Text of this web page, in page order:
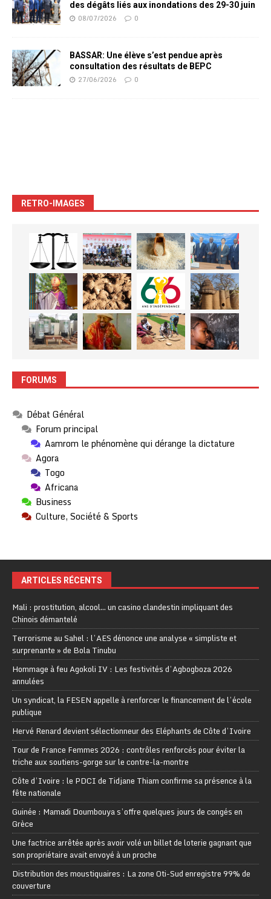
des dégâts liés aux inondations des 29-30 juin
08/07/2026 0
BASSAR: Une élève s’est pendue après
consultation des résultats de BEPC
27/06/2026 0
RETRO-IMAGES
FORUMS
Débat Général
Forum principal
Aamrom le phénomène qui dérange la dictature
Agora
Togo
Africana
Business
Culture, Société & Sports
ARTICLES RÉCENTS
Mali : prostitution, alcool… un casino clandestin impliquant des
Chinois démantelé
Terrorisme au Sahel : l’AES dénonce une analyse « simpliste et
surprenante » de Bola Tinubu
Hommage à feu Agokoli IV : Les festivités d’Agbogboza 2026
annulées
Un syndicat, la FESEN appelle à renforcer le financement de l’école
publique
Hervé Renard devient sélectionneur des Eléphants de Côte d’Ivoire
Tour de France Femmes 2026 : contrôles renforcés pour éviter la
triche aux soutiens-gorge sur le contre-la-montre
Côte d’Ivoire : le PDCI de Tidjane Thiam confirme sa présence à la
fête nationale
Guinée : Mamadi Doumbouya s’offre quelques jours de congés en
Grèce
Une factrice arrêtée après avoir volé un billet de loterie gagnant que
son propriétaire avait envoyé à un proche
Distribution des moustiquaires : La zone Oti-Sud enregistre 99% de
couverture